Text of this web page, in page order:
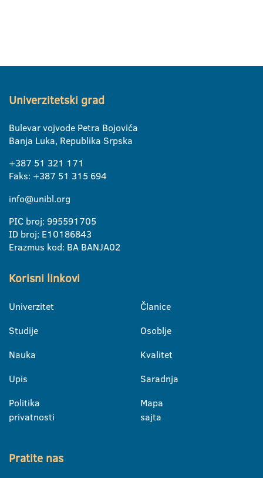
Univerzitetski grad
Bulevar vojvode Petra Bojovića
Banja Luka, Republika Srpska
+387 51 321 171
Faks: +387 51 315 694
info@unibl.org
PIC broj: 995591705
ID broj: E10186843
Erazmus kod: BA BANJA02
Korisni linkovi
Univerzitet
Studije
Nauka
Upis
Politika
privatnosti
Članice
Osoblje
Kvalitet
Saradnja
Mapa
sajta
Pratite nas